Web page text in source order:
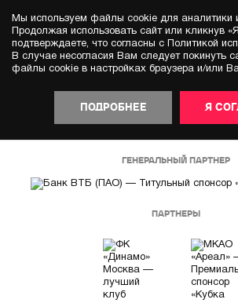
Мы используем файлы cookie для аналитики
Продолжая использовать сайт или кликнув
подтверждаете, что согласны с Политикой
В случае несогласия Вам следует покинуть
файлы cookie в настройках браузера и/или
ПОДРОБНЕЕ Я
ГЕНЕРАЛЬНЫЙ ПАРТНЕР
ПАРТНЕРЫ